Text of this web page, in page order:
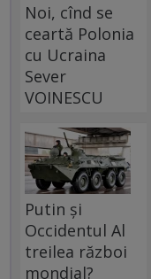
Noi, cînd se
ceartă Polonia
cu Ucraina
Sever
VOINESCU
Putin și
Occidentul Al
treilea război
mondial?